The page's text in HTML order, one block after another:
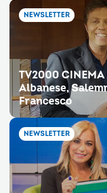
NEWSLETTER
TV2000
Albanese,
Francesco
NEWSLETTER